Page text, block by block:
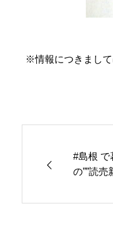
※情報につきまして
#島根 で
の””読
「働き